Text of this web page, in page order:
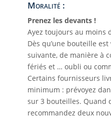
Moralité :
Prenez les devants !
Ayez toujours au moins
Dès qu’une bouteille
suivante, de manière à
fériés et … oubli ou
Certains fournisseurs
minimum : prévoyez
sur 3 bouteilles. Quand
recommandez deux